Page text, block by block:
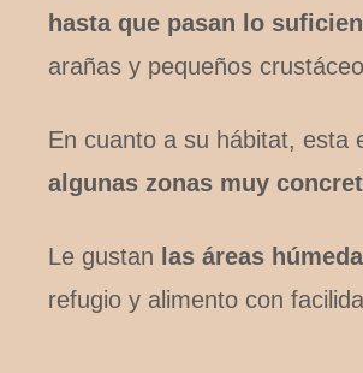
hasta que pasan lo
arañas y pequeños
En cuanto a su hábitat, esta
algunas zonas muy
Le gustan las áreas
refugio y alimento con